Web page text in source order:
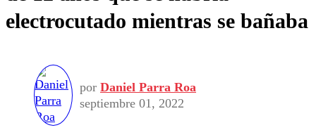
Deportes
Colo Colo
Seleccion Chilena
Torneo Internacional
Entretención
Economía
Internacional
Opinión
Programas
electrocutado mientras se bañaba
por Daniel Parra Roa
septiembre 01, 2022